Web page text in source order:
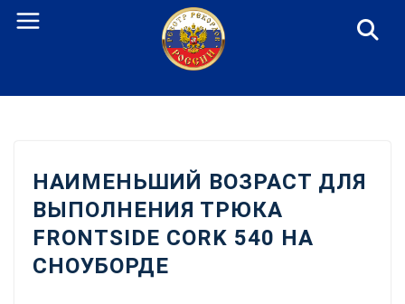
Перейти
НАИМЕНЬШИЙ ВОЗРАСТ ДЛЯ
ВЫПОЛНЕНИЯ ТРЮКА
FRONTSIDE CORK 540 НА
СНОУБОРДЕ